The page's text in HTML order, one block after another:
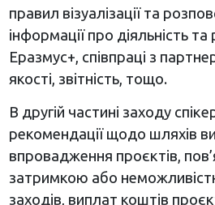
правил візуалізації та
інформації про діяльність
Еразмус+, співпраці з
якості, звітність, тощо.
В другій частині заходу
рекомендації щодо шляхів
впровадження проєктів,
затримкою або
заходів, виплат коштів